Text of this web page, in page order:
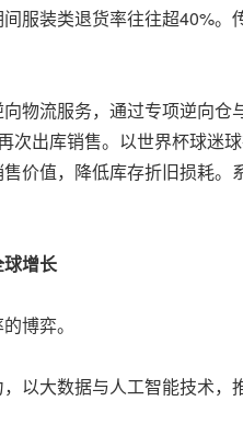
服装类退货率往往超40%
物流服务，通过专项逆向
出库销售。以世界杯球迷
价值，降低库存折旧损耗
增长
博弈。
以大数据与人工智能技术，